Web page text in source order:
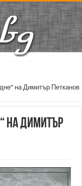
на Димитър Петканов
на Димитър